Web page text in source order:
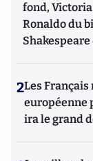
fond,
Ronaldo du
2Les
européenne
ira le grand